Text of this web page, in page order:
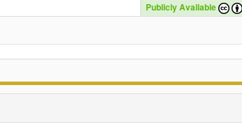
Publicly Available